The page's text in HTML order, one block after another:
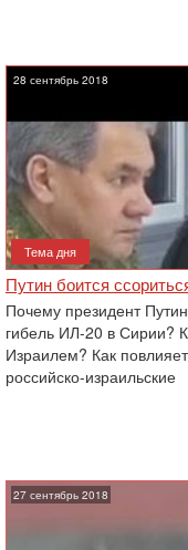
28 сентябрь 2018
Тема дня
Путин боится
Почему президент
гибель ИЛ-20 в Сирии?
Израилем? Как
российско-израильские
27 сентябрь 2018